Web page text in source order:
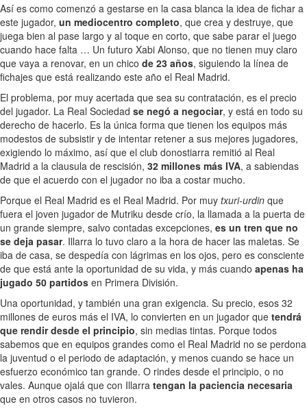
Así es como comenzó a gestarse en la casa blanca la idea de fichar a
este jugador, un mediocentro completo, que crea y destruye, que
juega bien al pase largo y al toque en corto, que sabe parar el juego
cuando hace falta … Un futuro Xabi Alonso, que no tienen muy claro
que vaya a renovar, en un chico de 23 años, siguiendo la línea de
fichajes que está realizando este año el Real Madrid.
El problema, por muy acertada que sea su contratación, es el precio
del jugador. La Real Sociedad se negó a negociar, y está en todo su
derecho de hacerlo. Es la única forma que tienen los equipos más
modestos de subsistir y de intentar retener a sus mejores jugadores,
exigiendo lo máximo, así que el club donostiarra remitió al Real
Madrid a la clausula de rescisión, 32 millones más IVA, a sabiendas
de que el acuerdo con el jugador no iba a costar mucho.
Porque el Real Madrid es el Real Madrid. Por muy txuri-urdin que
fuera el joven jugador de Mutriku desde crío, la llamada a la puerta de
un grande siempre, salvo contadas excepciones, es un tren que no
se deja pasar. Illarra lo tuvo claro a la hora de hacer las maletas. Se
iba de casa, se despedía con lágrimas en los ojos, pero es consciente
de que está ante la oportunidad de su vida, y más cuando apenas ha
jugado 50 partidos en Primera División.
Una oportunidad, y también una gran exigencia. Su precio, esos 32
millones de euros más el IVA, lo convierten en un jugador que tendrá
que rendir desde el principio, sin medias tintas. Porque todos
sabemos que en equipos grandes como el Real Madrid no se perdona
la juventud o el periodo de adaptación, y menos cuando se hace un
esfuerzo económico tan grande. O rindes desde el principio, o no
vales. Aunque ojalá que con Illarra tengan la paciencia necesaria
que en otros casos no tuvieron.